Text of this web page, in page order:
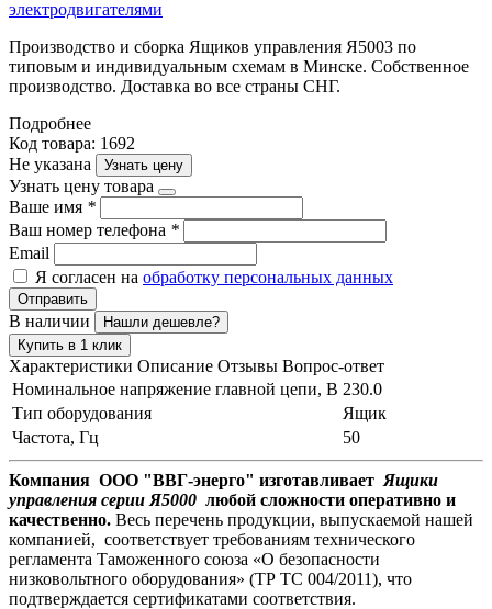
Производство и сборка Ящиков управления Я5003 по
типовым и индивидуальным схемам в Минске. Собственное
производство. Доставка во все страны СНГ.
Подробнее
Код товара: 1692
Не указана
Узнать цену
Узнать цену товара
Ваше имя *
Ваш номер телефона *
Email
Я согласен на обработку персональных данных
Отправить
В наличии
Нашли дешевле?
Купить в 1 клик
Характеристики Описание Отзывы Вопрос-ответ
Номинальное напряжение главной цепи, В 230.0
Тип оборудования
Ящик
Частота, Гц
50
Компания ООО "ВВГ-энерго" изготавливает Ящики
управления серии Я5000 любой сложности оперативно и
качественно. Весь перечень продукции, выпускаемой нашей
компанией, соответствует требованиям технического
регламента Таможенного союза «О безопасности
низковольтного оборудования» (ТР ТС 004/2011), что
подтверждается сертификатами соответствия.